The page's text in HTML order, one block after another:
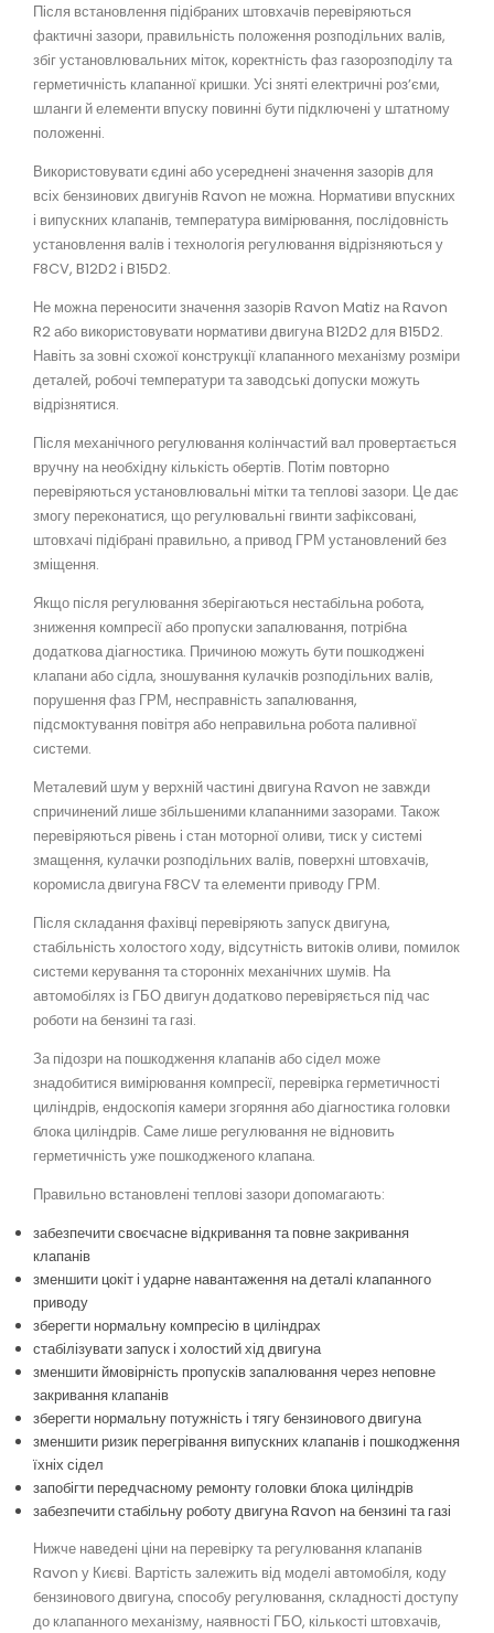
Після встановлення підібраних штовхачів перевіряються
фактичні зазори, правильність положення розподільних валів,
збіг установлювальних міток, коректність фаз газорозподілу та
герметичність клапанної кришки. Усі зняті електричні роз’єми,
шланги й елементи впуску повинні бути підключені у штатному
положенні.
Використовувати єдині або усереднені значення зазорів для
всіх бензинових двигунів Ravon не можна. Нормативи впускних
і випускних клапанів, температура вимірювання, послідовність
установлення валів і технологія регулювання відрізняються у
F8CV, B12D2 і B15D2.
Не можна переносити значення зазорів Ravon Matiz на Ravon
R2 або використовувати нормативи двигуна B12D2 для B15D2.
Навіть за зовні схожої конструкції клапанного механізму розміри
деталей, робочі температури та заводські допуски можуть
відрізнятися.
Після механічного регулювання колінчастий вал провертається
вручну на необхідну кількість обертів. Потім повторно
перевіряються установлювальні мітки та теплові зазори. Це дає
змогу переконатися, що регулювальні гвинти зафіксовані,
штовхачі підібрані правильно, а привод ГРМ установлений без
зміщення.
Якщо після регулювання зберігаються нестабільна робота,
зниження компресії або пропуски запалювання, потрібна
додаткова діагностика. Причиною можуть бути пошкоджені
клапани або сідла, зношування кулачків розподільних валів,
порушення фаз ГРМ, несправність запалювання,
підсмоктування повітря або неправильна робота паливної
системи.
Металевий шум у верхній частині двигуна Ravon не завжди
спричинений лише збільшеними клапанними зазорами. Також
перевіряються рівень і стан моторної оливи, тиск у системі
змащення, кулачки розподільних валів, поверхні штовхачів,
коромисла двигуна F8CV та елементи приводу ГРМ.
Після складання фахівці перевіряють запуск двигуна,
стабільність холостого ходу, відсутність витоків оливи, помилок
системи керування та сторонніх механічних шумів. На
автомобілях із ГБО двигун додатково перевіряється під час
роботи на бензині та газі.
За підозри на пошкодження клапанів або сідел може
знадобитися вимірювання компресії, перевірка герметичності
циліндрів, ендоскопія камери згоряння або діагностика головки
блока циліндрів. Саме лише регулювання не відновить
герметичність уже пошкодженого клапана.
Правильно встановлені теплові зазори допомагають:
забезпечити своєчасне відкривання та повне закривання
клапанів
зменшити цокіт і ударне навантаження на деталі клапанного
приводу
зберегти нормальну компресію в циліндрах
стабілізувати запуск і холостий хід двигуна
зменшити ймовірність пропусків запалювання через неповне
закривання клапанів
зберегти нормальну потужність і тягу бензинового двигуна
зменшити ризик перегрівання випускних клапанів і пошкодження
їхніх сідел
запобігти передчасному ремонту головки блока циліндрів
забезпечити стабільну роботу двигуна Ravon на бензині та газі
Нижче наведені ціни на перевірку та регулювання клапанів
Ravon у Києві. Вартість залежить від моделі автомобіля, коду
бензинового двигуна, способу регулювання, складності доступу
до клапанного механізму, наявності ГБО, кількості штовхачів,